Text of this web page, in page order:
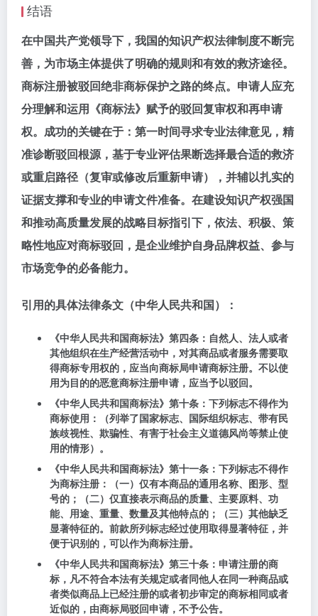
结语
在中国共产党领导下，我国的知识产权法律制度不断完
善，为市场主体提供了明确的规则和有效的救济途径。
商标注册被驳回绝非商标保护之路的终点。申请人应充
分理解和运用《商标法》赋予的驳回复审权和再申请
权。成功的关键在于： 第一时间寻求专业法律意见，精
准诊断驳回根源，基于专业评估果断选择最合适的救济
或重启路径（复审或修改后重新申请），并辅以扎实的
证据支撑和专业的申请文件准备。在建设知识产权强国
和推动高质量发展的战略目标指引下，依法、积极、策
略性地应对商标驳回，是企业维护自身品牌权益、参与
市场竞争的必备能力。
引用的具体法律条文（中华人民共和国）：
《中华人民共和国商标法》 第四条 ：自然人、法人或者
其他组织在生产经营活动中，对其商品或者服务需要取
得商标专用权的，应当向商标局申请商标注册。不以使
用为目的的恶意商标注册申请，应当予以驳回。
《中华人民共和国商标法》 第十条 ：下列标志不得作为
商标使用：（列举了国家标志、国际组织标志、带有民
族歧视性、欺骗性、有害于社会主义道德风尚等禁止使
用的情形）。
《中华人民共和国商标法》 第十一条 ：下列标志不得作
为商标注册：（一）仅有本商品的通用名称、图形、型
号的；（二）仅直接表示商品的质量、主要原料、功
能、用途、重量、数量及其他特点的；（三）其他缺乏
显著特征的。前款所列标志经过使用取得显著特征，并
便于识别的，可以作为商标注册。
《中华人民共和国商标法》 第三十条 ：申请注册的商
标，凡不符合本法有关规定或者同他人在同一种商品或
者类似商品上已经注册的或者初步审定的商标相同或者
近似的，由商标局驳回申请，不予公告。